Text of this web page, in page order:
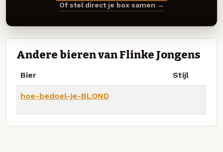
Of stel direct je box samen →
Andere bieren van Flinke Jongens
Bier Stijl
hoe-bedoel-je-BLOND